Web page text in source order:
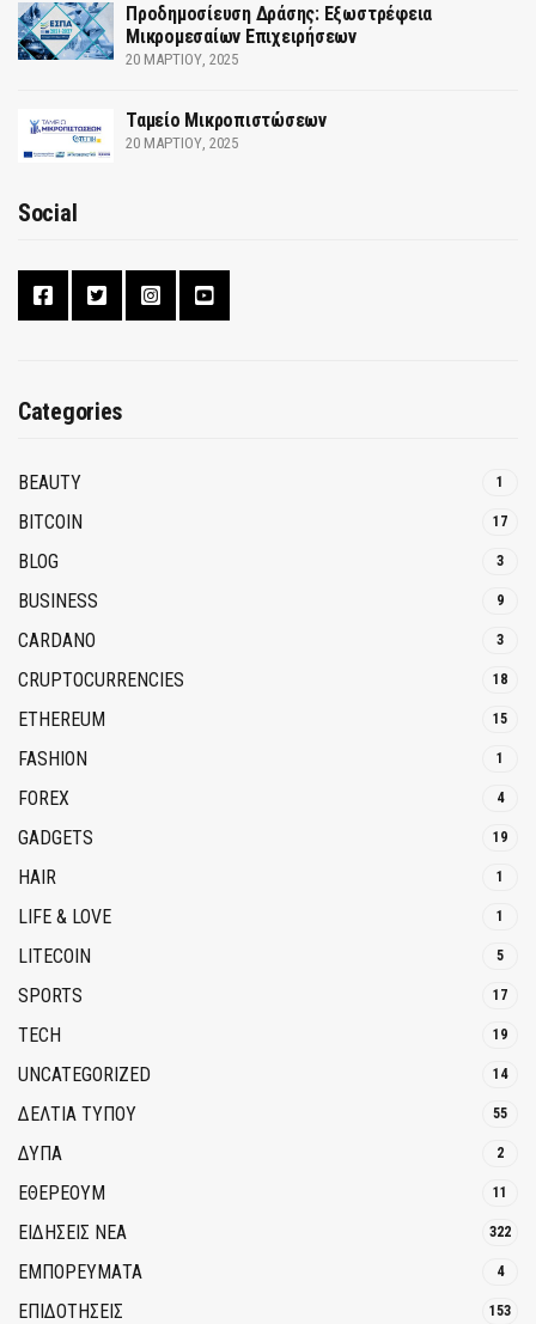
Προδημοσίευση Δράσης: Εξωστρέφεια
Μικρομεσαίων Επιχειρήσεων
20 ΜΑΡΤΊΟΥ, 2025
Ταμείο Μικροπιστώσεων
20 ΜΑΡΤΊΟΥ, 2025
Social
Categories
BEAUTY 1
BITCOIN 17
BLOG 3
BUSINESS 9
CARDANO 3
CRUPTOCURRENCIES 18
ETHEREUM 15
FASHION 1
FOREX 4
GADGETS 19
HAIR 1
LIFE & LOVE 1
LITECOIN 5
SPORTS 17
TECH 19
UNCATEGORIZED 14
ΔΕΛΤΙΑ ΤΥΠΟΥ 55
ΔΥΠΑ 2
ΕΘΈΡΕΟΥΜ 11
ΕΙΔΗΣΕΙΣ ΝΕΑ 322
ΕΜΠΟΡΕΥΜΑΤΑ 4
ΕΠΙΔΟΤΗΣΕΙΣ 153